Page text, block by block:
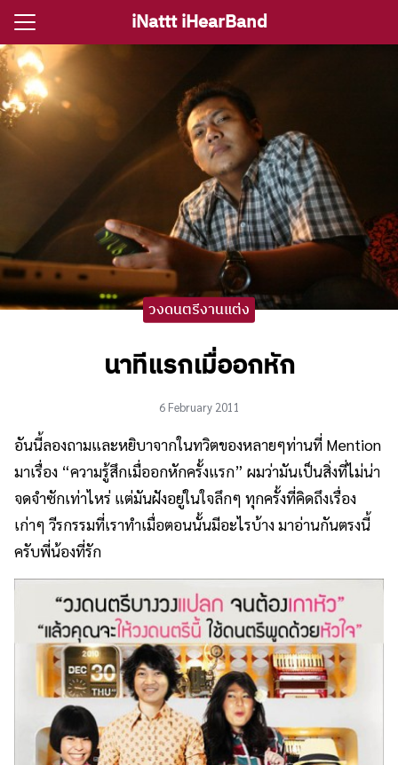
Skip
content
iNattt iHearBand
งานเลี้ยง
ราคาวงดนตรี
ไอนัท The Voice
iNattt
Search
for:
วงดนตรีงานแต่ง
นาทีแรกเมื่ออกหัก
6 February 2011
อันนี้ลองถามและหยิบาจากในทวิตของหลายๆท่านที่ Mention
มาเรื่อง “ความรู้สึกเมื่ออกหักครั้งแรก” ผมว่ามันเป็นสิ่งที่ไม่น่า
จดจำซักเท่าไหร่ แต่มันฝังอยู่ในใจลึกๆ ทุกครั้งที่คิดถึงเรื่อง
เก่าๆ วีรกรรมที่เราทำเมื่อตอนนั้นมีอะไรบ้าง มาอ่านกันตรงนี้
ครับพี่น้องที่รัก